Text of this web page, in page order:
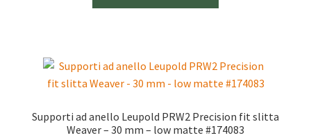
era:
è:
Supporti ad anello Leupold PRW2 Precision fit slitta
Weaver – 30 mm – low matte #174083